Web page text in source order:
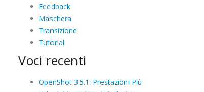
Feedback
Maschera
Transizione
Tutorial
Voci recenti
OpenShot 3.5.1: Prestazioni Più